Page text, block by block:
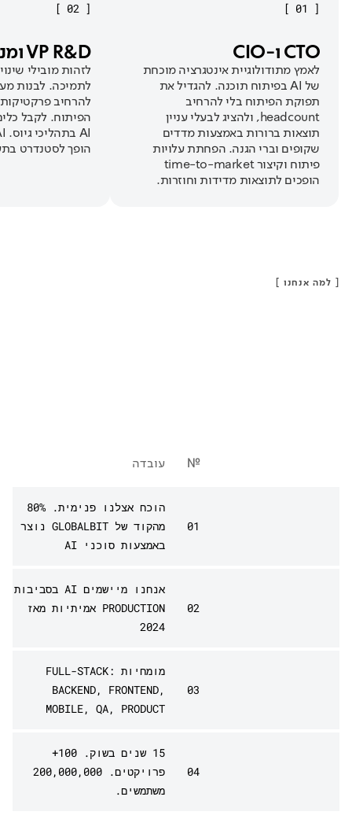
[
01
]
CTO ו-CIO
לאמץ מתודולוגיית אינטגרציה מוכחת
של AI בפיתוח תוכנה. להגדיל את
תפוקת הפיתוח בלי להרחיב
headcount, ולהציג לבעלי עניין
תוצאות ברורות באמצעות מדדים
שקופים וברי הגנה. הפחתת עלויות
פיתוח וקיצור time-to-market
הופכים לתוצאות מדידות וחוזרות.
[
02
]
VP R&D ומנהלי פיתוח
לזהות מובילי
לתמיכה. לבנות
הפיתוח. לקבל
הופך לסטנדרט
[ למה אנחנו ]
№ עובדה
01
הוכח אצלנו פנימית. 80%
מהקוד של GLOBALBIT נוצר
באמצעות סוכני AI
02
אנחנו מיישמים AI בסביבות
PRODUCTION אמיתיות מאז
2024
03
מומחיות FULL-STACK:
BACKEND, FRONTEND,
MOBILE, QA, PRODUCT
04
15 שנים בשוק. 100+
פרויקטים. 200,000,000
משתמשים.